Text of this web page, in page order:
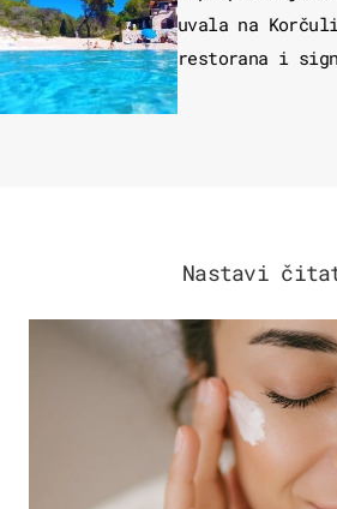
uvala na
restorana i
Nastavi
MODA & LJEPOTA